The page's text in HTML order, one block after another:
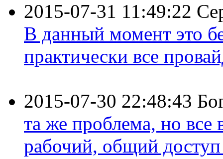
2015-07-31 11:49:22
В данный момент это
практически все
2015-07-30 22:48:43
та же проблема, но все
рабочий, общий доступ